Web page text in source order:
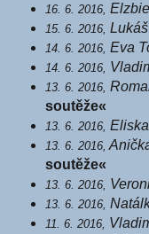
16. 6. 2016,
15. 6. 2016,
14. 6. 2016, Eva
14. 6. 2016,
13. 6. 2016,
soutěže«
13. 6. 2016,
13. 6. 2016,
soutěže«
13. 6. 2016,
13. 6. 2016,
11. 6. 2016,